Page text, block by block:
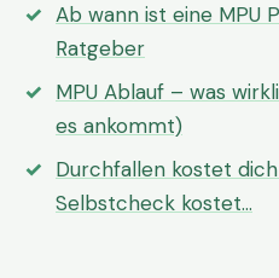
Ab wann ist eine MPU
Ratgeber
MPU Ablauf – was
es ankommt)
Durchfallen kostet
Selbstcheck kostet…